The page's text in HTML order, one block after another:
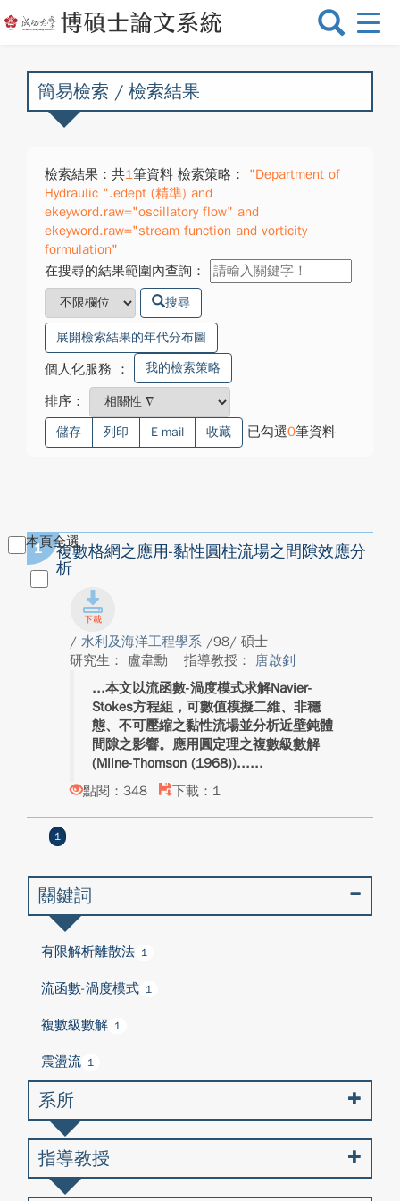
選
換
簡易檢索 / 檢索結果
檢索結果：共1筆資料 檢索策略：
"Department of
Hydraulic ".edept (精準) and
ekeyword.raw="oscillatory flow" and
ekeyword.raw="stream function and vorticity
formulation"
在搜尋的結果範圍內查詢：
搜尋
展開檢索結果的年代分布圖
個人化服務 ： 我的檢索策略
排序：
儲存 列印 E-mail 收藏 已勾選0筆資料
本頁全選
1
複數格網之應用-黏性圓柱流場之間隙效應分
析
/ 水利及海洋工程學系 /98/ 碩士
研究生： 盧韋勳
指導教授： 唐啟釗
本文以流函數-渦度模式求解Navier-
Stokes方程組，可數值模擬二維、非穩
態、不可壓縮之黏性流場並分析近壁鈍體
間隙之影響。應用圓定理之複數級數解
(Milne-Thomson (1968))...
點閱：348
下載：1
1
關鍵詞
有限解析離散法 1
流函數-渦度模式 1
複數級數解 1
震盪流 1
系所
指導教授